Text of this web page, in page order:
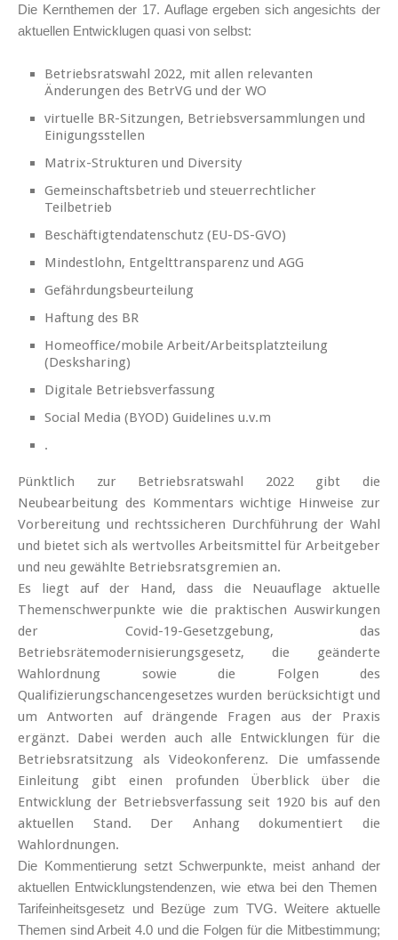
Die Kernthemen der 17. Auflage ergeben sich angesichts der
aktuellen Entwicklugen quasi von selbst:
Betriebsratswahl 2022, mit allen relevanten
Änderungen des BetrVG und der WO
virtuelle BR-Sitzungen, Betriebsversammlungen und
Einigungsstellen
Matrix-Strukturen und Diversity
Gemeinschaftsbetrieb und steuerrechtlicher
Teilbetrieb
Beschäftigtendatenschutz (EU-DS-GVO)
Mindestlohn, Entgelttransparenz und AGG
Gefährdungsbeurteilung
Haftung des BR
Homeoffice/mobile Arbeit/Arbeitsplatzteilung
(Desksharing)
Digitale Betriebsverfassung
Social Media (BYOD) Guidelines u.v.m
.
Pünktlich zur Betriebsratswahl 2022 gibt die
Neubearbeitung des Kommentars wichtige Hinweise zur
Vorbereitung und rechtssicheren Durchführung der Wahl
und bietet sich als wertvolles Arbeitsmittel für Arbeitgeber
und neu gewählte Betriebsratsgremien an.
Es liegt auf der Hand, dass die Neuauflage aktuelle
Themenschwerpunkte wie die praktischen Auswirkungen
der Covid-19-Gesetzgebung, das
Betriebsrätemodernisierungsgesetz, die geänderte
Wahlordnung sowie die Folgen des
Qualifizierungschancengesetzes wurden berücksichtigt und
um Antworten auf drängende Fragen aus der Praxis
ergänzt. Dabei werden auch alle Entwicklungen für die
Betriebsratsitzung als Videokonferenz. Die umfassende
Einleitung gibt einen profunden Überblick über die
Entwicklung der Betriebsverfassung seit 1920 bis auf den
aktuellen Stand. Der Anhang dokumentiert die
Wahlordnungen.
Die Kommentierung setzt Schwerpunkte, meist anhand der
aktuellen Entwicklungstendenzen, wie etwa bei den Themen
Tarifeinheitsgesetz und Bezüge zum TVG. Weitere aktuelle
Themen sind Arbeit 4.0 und die Folgen für die Mitbestimmung;